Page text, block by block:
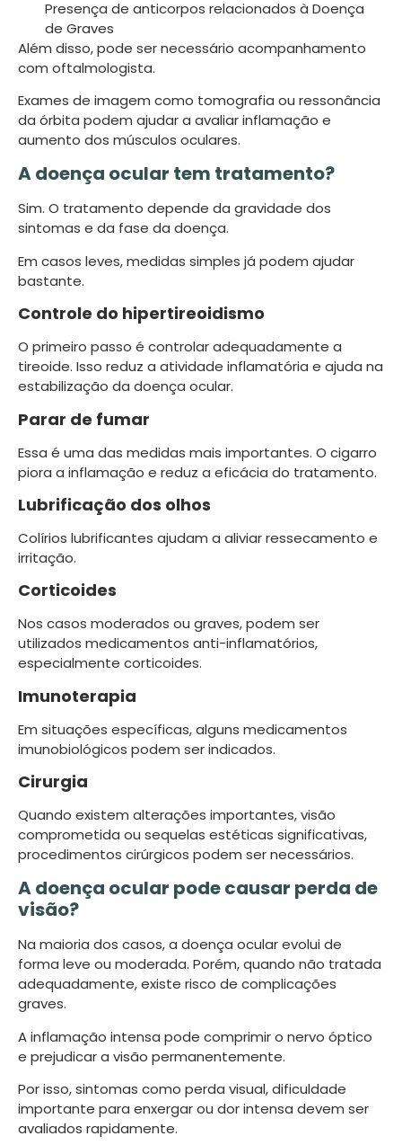
Presença de anticorpos relacionados à Doença
de Graves
Além disso, pode ser necessário acompanhamento
com oftalmologista.
Exames de imagem como tomografia ou ressonância
da órbita podem ajudar a avaliar inflamação e
aumento dos músculos oculares.
A doença ocular tem tratamento?
Sim. O tratamento depende da gravidade dos
sintomas e da fase da doença.
Em casos leves, medidas simples já podem ajudar
bastante.
Controle do hipertireoidismo
O primeiro passo é controlar adequadamente a
tireoide. Isso reduz a atividade inflamatória e ajuda na
estabilização da doença ocular.
Parar de fumar
Essa é uma das medidas mais importantes. O cigarro
piora a inflamação e reduz a eficácia do tratamento.
Lubrificação dos olhos
Colírios lubrificantes ajudam a aliviar ressecamento e
irritação.
Corticoides
Nos casos moderados ou graves, podem ser
utilizados medicamentos anti-inflamatórios,
especialmente corticoides.
Imunoterapia
Em situações específicas, alguns medicamentos
imunobiológicos podem ser indicados.
Cirurgia
Quando existem alterações importantes, visão
comprometida ou sequelas estéticas significativas,
procedimentos cirúrgicos podem ser necessários.
A doença ocular pode causar perda de
visão?
Na maioria dos casos, a doença ocular evolui de
forma leve ou moderada. Porém, quando não tratada
adequadamente, existe risco de complicações
graves.
A inflamação intensa pode comprimir o nervo óptico
e prejudicar a visão permanentemente.
Por isso, sintomas como perda visual, dificuldade
importante para enxergar ou dor intensa devem ser
avaliados rapidamente.